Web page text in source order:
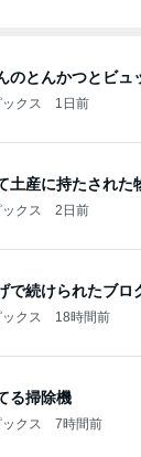
のとんかつとビュ
クス 1日前
土産に持たされた
クス 2日前
で続けられたブロ
クス 18時間前
る掃除機
クス 7時間前